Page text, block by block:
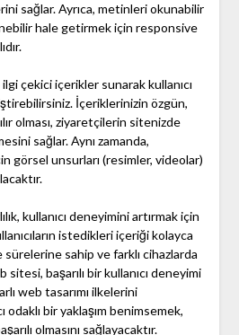
sağlar. Ayrıca, metinleri okunabilir
hale getirmek için responsive
çekici içerikler sunarak kullanıcı
İçeriklerinizin özgün,
olması, ziyaretçilerin sitenizde
sağlar. Aynı zamanda,
görsel unsurları (resimler, videolar)
kullanıcı deneyimini artırmak için
istedikleri içeriği kolayca
sürelerine sahip ve farklı cihazlarda
sitesi, başarılı bir kullanıcı deneyimi
web tasarımı ilkelerini
odaklı bir yaklaşım benimsemek,
olmasını sağlayacaktır.